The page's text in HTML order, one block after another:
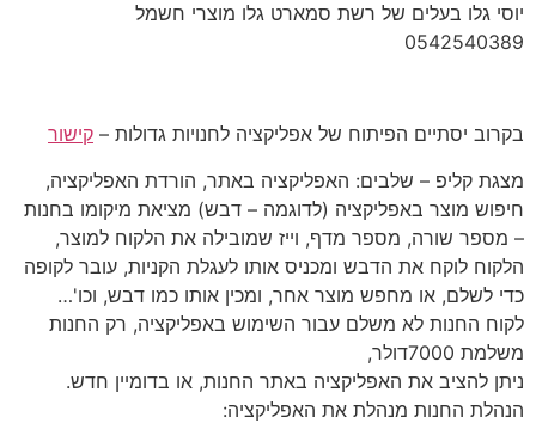
יוסי גלו בעלים של רשת סמארט גלו מוצרי חשמל
‎0542540389‎
בקרוב יסתיים הפיתוח של אפליקציה לחנויות גדולות – קישור
מצגת קליפ – שלבים: האפליקציה באתר, הורדת האפליקציה,
חיפוש מוצר באפליקציה (לדוגמה – דבש) מציאת מיקומו בחנות
– מספר שורה, מספר מדף, וייז שמובילה את הלקוח למוצר,
הלקוח לוקח את הדבש ומכניס אותו לעגלת הקניות, עובר לקופה
כדי לשלם, או מחפש מוצר אחר, ומכין אותו כמו דבש, וכו'…
לקוח החנות לא משלם עבור השימוש באפליקציה, רק החנות
משלמת 7000דולר,
ניתן להציב את האפליקציה באתר החנות, או בדומיין חדש.
הנהלת החנות מנהלת את האפליקציה: